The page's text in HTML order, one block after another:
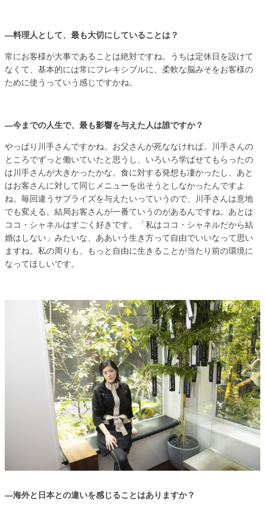
―料理人として、最も大切にしていることは？
常にお客様が大事であることは絶対ですね。うちは定休日を設けて
なくて、基本的には常にフレキシブルに、柔軟な脳みそをお客様の
ために使うっていう感じですかね。
―今までの人生で、最も影響を与えた人は誰ですか？
やっぱり川手さんですかね。お父さんが死ななければ、川手さんの
ところでずっと働いていたと思うし、いろいろ学ばせてもらったの
は川手さんが大きかったかな。食に対する発想も凄かったし、あと
はお客さんに対して同じメニューを出そうとしなかったんですよ
ね。毎回違うサプライズを与えたいっていうので、川手さんは意地
でも変える。結局お客さんが一番ていうのがあるんですね。あとは
ココ・シャネルはすごく好きです。「私はココ・シャネルだから結
婚はしない」みたいな、ああいう生き方って自由でいいなって思い
ますね。私の周りも、もっと自由に生きることが当たり前の環境に
なってほしいです。
―海外と日本との違いを感じることはありますか？